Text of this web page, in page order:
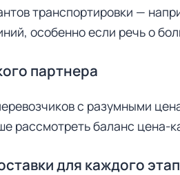
транспортировки —
особенно если речь о
партнера
с разумными
рассмотреть баланс цена-
для каждого